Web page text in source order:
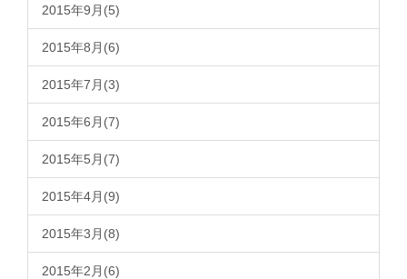
2015年9月(5)
2015年8月(6)
2015年7月(3)
2015年6月(7)
2015年5月(7)
2015年4月(9)
2015年3月(8)
2015年2月(6)